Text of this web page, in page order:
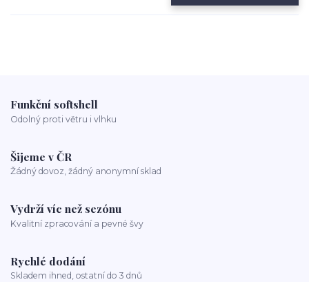
Funkční softshell
Odolný proti větru i vlhku
Šijeme v ČR
Žádný dovoz, žádný anonymní sklad
Vydrží víc než sezónu
Kvalitní zpracování a pevné švy
Rychlé dodání
Skladem ihned, ostatní do 3 dnů